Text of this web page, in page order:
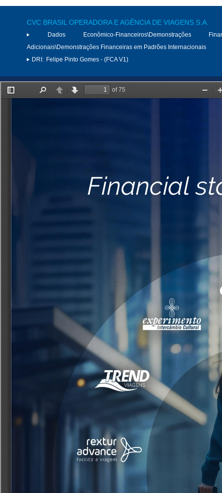
CVC BRASIL OPERADORA E AGÊNCIA DE VIAGENS S.A.
Dados Econômico-Financeiros\Demonstrações
Adicionais\Demonstrações Financeiras em Padrões Internacionais
DRI: Felipe Pinto Gomes - (FCA V1)